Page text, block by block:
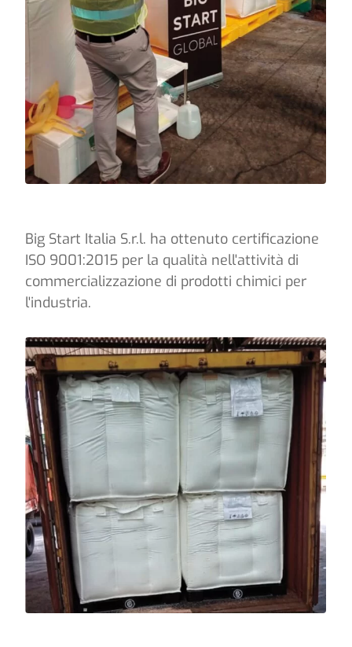
Big Start Italia S.r.l. ha ottenuto certificazione
ISO 9001:2015 per la qualità nell'attività di
commercializzazione di prodotti chimici per
l'industria.